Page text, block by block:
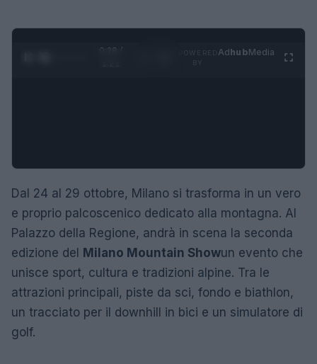
0:29 /
AdhubMedia
Dal 24 al 29 ottobre, Milano si trasforma in un vero
e proprio palcoscenico dedicato alla montagna. Al
Palazzo della Regione, andrà in scena la seconda
edizione del
Milano Mountain Showun evento che
unisce sport, cultura e tradizioni alpine. Tra le
attrazioni principali, piste da sci, fondo e biathlon,
un tracciato per il downhill in bici e un simulatore di
golf.